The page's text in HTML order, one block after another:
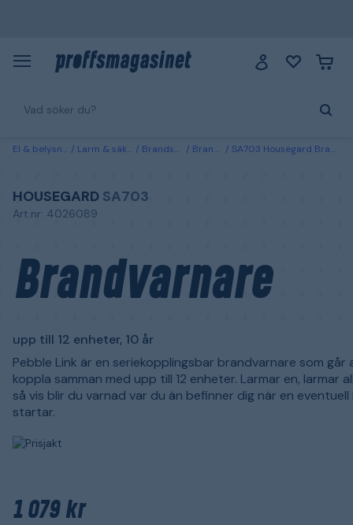
El & belysning Larm & säkerhet Brandsäkerhet Brandvarnare SA703 Housegard Brandvarnare upp till 12 enheter, 10 år
HOUSEGARD SA703
Art.nr: 4026089
Brandvarnare
upp till 12 enheter, 10 år
Pebble Link är en seriekopplingsbar brandvarnare som går
koppla samman med upp till 12 enheter. Larmar en, larmar
så vis blir du varnad var du än befinner dig när en
startar.
1 079 kr